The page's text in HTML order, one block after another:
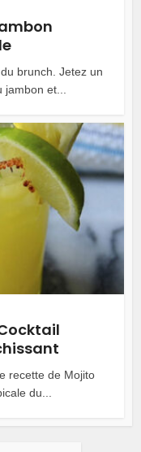
brunch. Jetez un
et...
recette de Mojito
du...